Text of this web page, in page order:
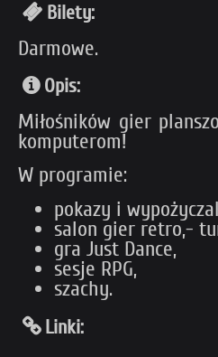
Bilety:
Darmowe.
Opis:
Miłośników gier
komputerom!
W programie:
pokazy i
salon gier retro,-
gra Just Dance,
sesje RPG,
szachy.
Linki: